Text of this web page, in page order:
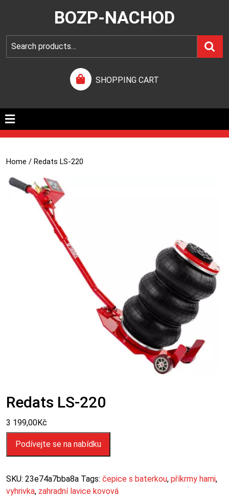
BOZP-NACHOD
SHOPPING CART
Home / Redats LS-220
Redats LS-220
3 199,00Kč
Podívejte se na nabídku
SKU: 23e74a7bba8a Tags: čepice s baterkou, příkrmy hami,
vyhrivka, zahradní lavice kovová